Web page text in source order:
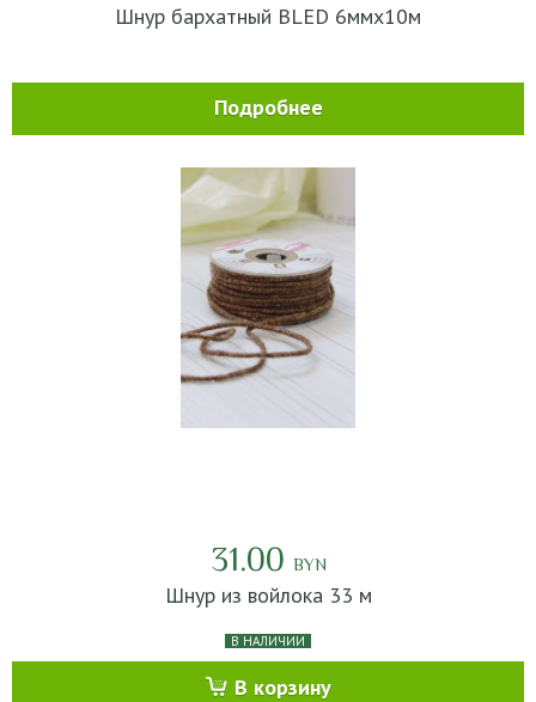
Шнур бархатный BLED 6ммх10м
Подробнее
31.00 BYN
Шнур из войлока 33 м
В НАЛИЧИИ
В корзину